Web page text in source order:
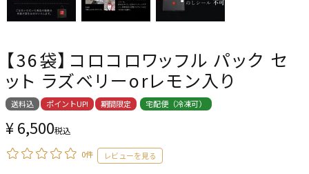
【36袋】コロコロワッフル パック セ
ット ラズベリーorレモン入り
送料込 ポイントUP! 期間限定 宅配便（冷凍可）
¥6,500税込
0件